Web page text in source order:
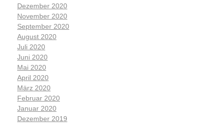
Dezember 2020
November 2020
September 2020
August 2020
Juli 2020
Juni 2020
Mai 2020
April 2020
März 2020
Februar 2020
Januar 2020
Dezember 2019